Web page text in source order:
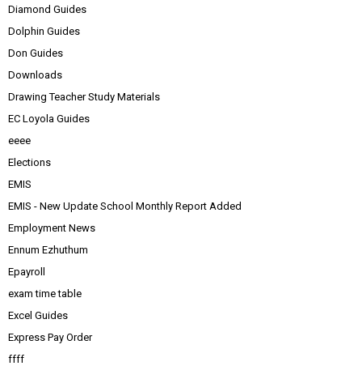
Diamond Guides
Dolphin Guides
Don Guides
Downloads
Drawing Teacher Study Materials
EC Loyola Guides
eeee
Elections
EMIS
EMIS - New Update School Monthly Report Added
Employment News
Ennum Ezhuthum
Epayroll
exam time table
Excel Guides
Express Pay Order
ffff